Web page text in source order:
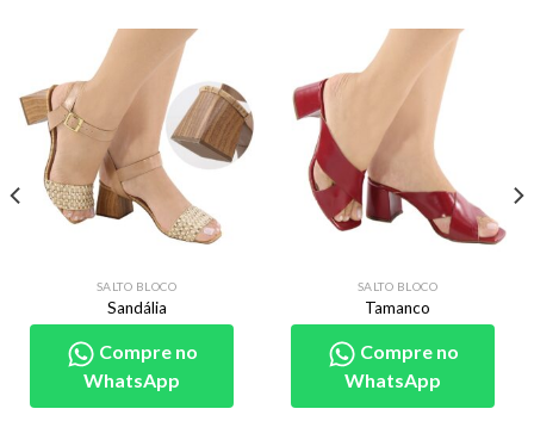
SALTO BLOCO
Sandália
Compre no
WhatsApp
SALTO BLOCO
Tamanco
Compre no
WhatsApp